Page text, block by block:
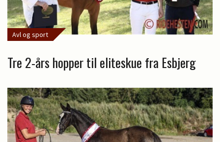
Avl og sport
Tre 2-års hopper til eliteskue fra Esbjerg